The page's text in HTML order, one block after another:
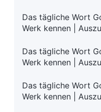
Das tägliche Wort
Werk kennen |
Das tägliche Wort
Werk kennen |
Das tägliche Wort
Werk kennen |